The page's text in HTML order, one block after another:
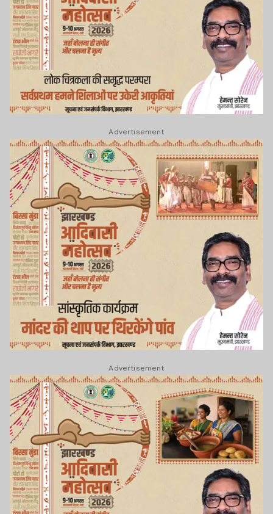
Advertisement
Advertisement